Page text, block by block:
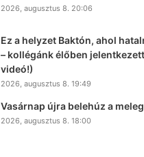
2026, augusztus 8. 20:06
Ez a helyzet Baktón, ahol
– kollégánk élőben
videó!)
2026, augusztus 8. 19:49
Vasárnap újra belehúz a
2026, augusztus 8. 18:00